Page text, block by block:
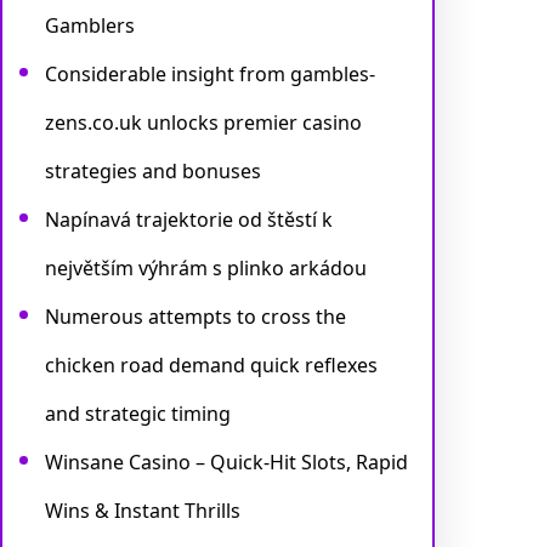
Gamblers
Considerable insight from gambles-
zens.co.uk unlocks premier casino
strategies and bonuses
Napínavá trajektorie od štěstí k
největším výhrám s plinko arkádou
Numerous attempts to cross the
chicken road demand quick reflexes
and strategic timing
Winsane Casino – Quick‑Hit Slots, Rapid
Wins & Instant Thrills